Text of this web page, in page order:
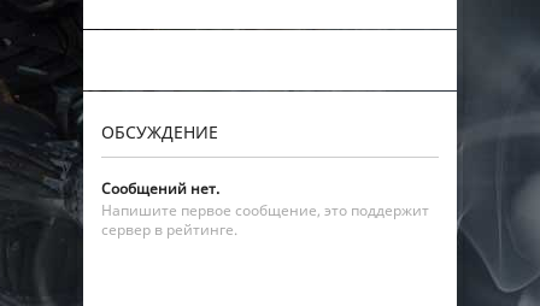
ОБСУЖДЕНИЕ
Сообщений нет.
Напишите первое сообщение, это поддержит
сервер в рейтинге.